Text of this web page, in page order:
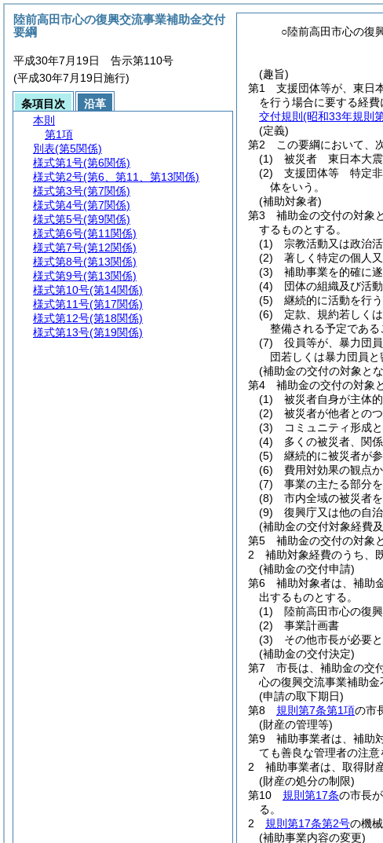
○陸前高田市心の復
(趣旨)
第1 支援団体等が、東日
を行う場合に要する経
交付規則 (昭和33年規則
(定義)
第2 この要綱において、
(1) 被災者 東日本大震
(2) 支援団体等 特定非
体をいう。
(補助対象者)
第3 補助金の交付の対象
するものとする。
(1) 宗教活動又は政治
(2) 著しく特定の個人又
(3) 補助事業を的確に遂
(4) 団体の組織及び活動
(5) 継続的に活動を行う
(6) 定款、規約若しく
整備される予定である
(7) 役員等が、暴力団
団若しくは暴力団員と
(補助金の交付の対象と
第4 補助金の交付の対象
(1) 被災者自身が主体的
(2) 被災者が他者とのつ
(3) コミュニティ形成と
(4) 多くの被災者、関係
(5) 継続的に被災者が参
(6) 費用対効果の観点か
(7) 事業の主たる部分を
(8) 市内全域の被災者を
(9) 復興庁又は他の自治
(補助金の交付対象経費
第5 補助金の交付の対象
2 補助対象経費のうち、
(補助金の交付申請)
第6 補助対象者は、補助
出するものとする。
(1) 陸前高田市心の復
(2) 事業計画書
(3) その他市長が必要
(補助金の交付決定)
第7 市長は、補助金の交
心の復興交流事業補助
(申請の取下期日)
第8 規則第7条第1項の市
(財産の管理等)
第9 補助事業者は、補助
ても善良な管理者の注
2 補助事業者は、取得財
(財産の処分の制限)
第10 規則第17条の市長
る。
2 規則第17条第2号の機
(補助事業内容の変更)
陸前高田市心の復興交流事業補助金交付
要綱
平成30年7月19日 告示第110号
(平成30年7月19日施行)
条項目次
沿革
本則
第1項
別表(第5関係)
様式第1号(第6関係)
様式第2号(第6、第11、第13関係)
様式第3号(第7関係)
様式第4号(第7関係)
様式第5号(第9関係)
様式第6号(第11関係)
様式第7号(第12関係)
様式第8号(第13関係)
様式第9号(第13関係)
様式第10号(第14関係)
様式第11号(第17関係)
様式第12号(第18関係)
様式第13号(第19関係)